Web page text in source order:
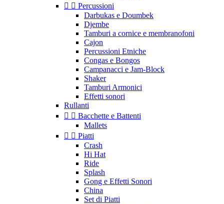
  Percussioni
Darbukas e Doumbek
Djembe
Tamburi a cornice e membranofoni
Cajon
Percussioni Etniche
Congas e Bongos
Campanacci e Jam-Block
Shaker
Tamburi Armonici
Effetti sonori
Rullanti
  Bacchette e Battenti
Mallets
  Piatti
Crash
Hi Hat
Ride
Splash
Gong e Effetti Sonori
China
Set di Piatti